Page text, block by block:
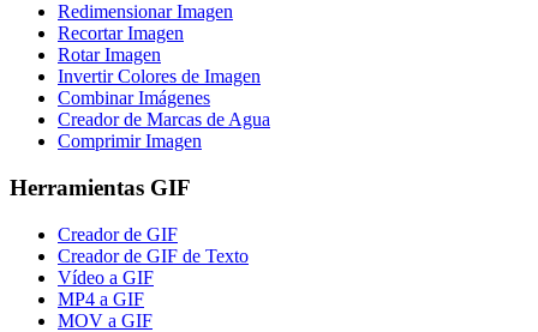
Redimensionar Imagen
Recortar Imagen
Rotar Imagen
Invertir Colores de Imagen
Combinar Imágenes
Creador de Marcas de Agua
Comprimir Imagen
Herramientas GIF
Creador de GIF
Creador de GIF de Texto
Vídeo a GIF
MP4 a GIF
MOV a GIF